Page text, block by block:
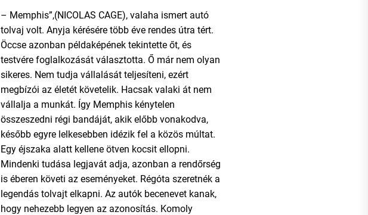
– Memphis”,(NICOLAS CAGE), valaha ismert autó
tolvaj volt. Anyja kérésére több éve rendes útra tért.
Öccse azonban példaképének tekintette őt, és
testvére foglalkozását választotta. Ő már nem olyan
sikeres. Nem tudja vállalását teljesíteni, ezért
megbízói az életét követelik. Hacsak valaki át nem
vállalja a munkát. Így Memphis kénytelen
összeszedni régi bandáját, akik előbb vonakodva,
később egyre lelkesebben idézik fel a közös múltat.
Egy éjszaka alatt kellene ötven kocsit ellopni.
Mindenki tudása legjavát adja, azonban a rendőrség
is éberen követi az eseményeket. Régóta szeretnék a
legendás tolvajt elkapni. Az autók becenevet kanak,
hogy nehezebb legyen az azonosítás. Komoly